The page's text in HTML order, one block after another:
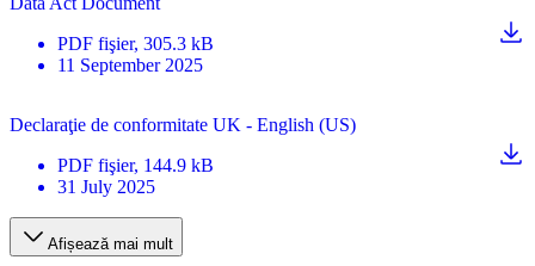
PDF fişier, 305.3 kB
11 September 2025
Declaraţie de conformitate UK - English (US)
PDF fişier, 144.9 kB
31 July 2025
Afișează mai mult